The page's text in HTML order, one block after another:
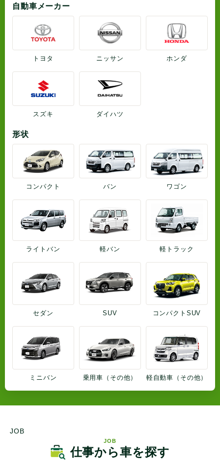
自動車メーカー
トヨタ ニッサン ホンダ
スズキ ダイハツ
形状
コンパクト バン ワゴン
ライトバン 軽バン 軽トラック
セダン SUV コンパクトSUV
ミニバン 乗用車（その他） 軽自動車（その他）
JOB
JOB
仕事から車を探す